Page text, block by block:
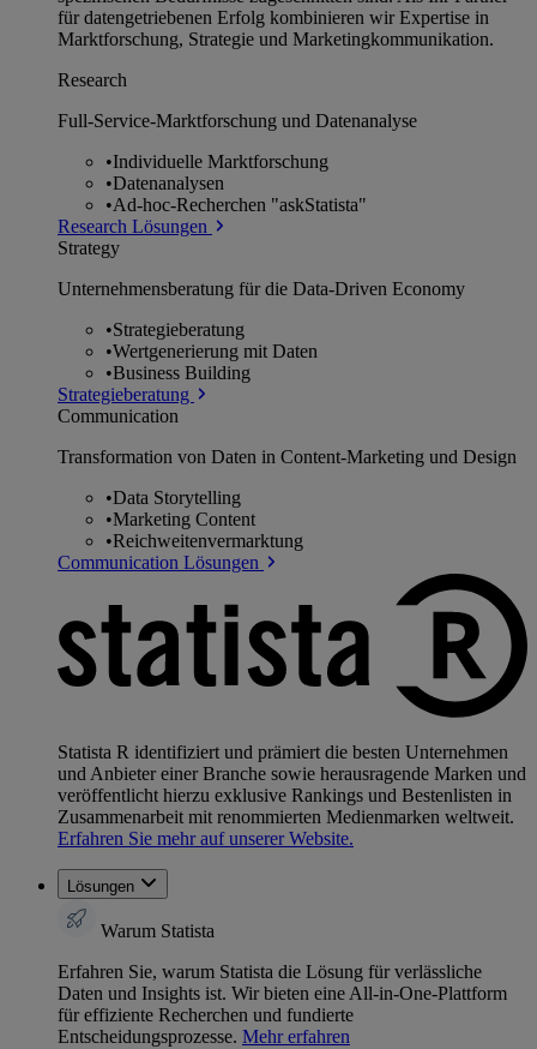
für datengetriebenen Erfolg kombinieren wir Expertise in
Marktforschung, Strategie und Marketingkommunikation.
Research
Full-Service-Marktforschung und Datenanalyse
•Individuelle Marktforschung
•Datenanalysen
•Ad-hoc-Recherchen "askStatista"
Research Lösungen
Strategy
Unternehmens­beratung für die Data-Driven Economy
•Strategieberatung
•Wertgenerierung mit Daten
•Business Building
Strategieberatung
Communication
Transformation von Daten in Content-Marketing und Design
•Data Storytelling
•Marketing Content
•Reichweitenvermarktung
Communication Lösungen
Statista R identifiziert und prämiert die besten Unternehmen
und Anbieter einer Branche sowie herausragende Marken und
veröffentlicht hierzu exklusive Rankings und Bestenlisten in
Zusammenarbeit mit renommierten Medienmarken weltweit.
Erfahren Sie mehr auf unserer Website.
Lösungen
Warum Statista
Erfahren Sie, warum Statista die Lösung für verlässliche
Daten und Insights ist. Wir bieten eine All-in-One-Plattform
für effiziente Recherchen und fundierte
Entscheidungsprozesse. Mehr erfahren